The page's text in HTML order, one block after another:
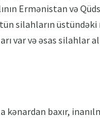
Ermənistan və
silahların üstündəki
var və əsas silahlar
kənardan baxır,